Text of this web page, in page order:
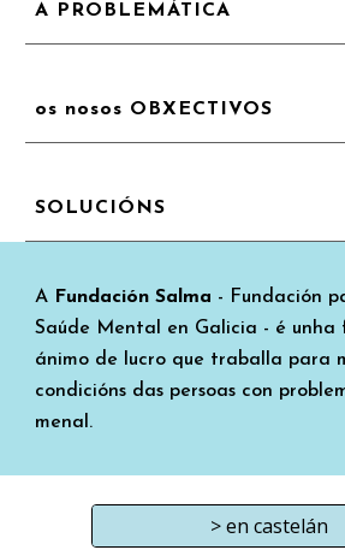
A PROBLEMÁTICA
os nosos OBXECTIVOS
SOLUCIÓNS
A Fundación Salma - Fundación
Saúde Mental en Galicia - é unha
ánimo de lucro que traballa para
condicións das persoas con
menal.
> en castelán